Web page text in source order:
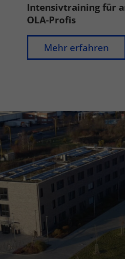
Intensivtraining für
OLA-Profis
Mehr erfahren